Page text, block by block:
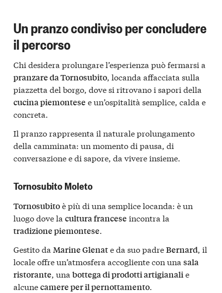
Un pranzo condiviso per concludere
il percorso
Chi desidera prolungare l’esperienza può fermarsi a
pranzare da Tornosubito, locanda affacciata sulla
piazzetta del borgo, dove si ritrovano i sapori della
cucina piemontese e un’ospitalità semplice, calda e
concreta.
Il pranzo rappresenta il naturale prolungamento
della camminata: un momento di pausa, di
conversazione e di sapore, da vivere insieme.
Tornosubito Moleto
Tornosubitoè più di una semplice locanda: è un
luogo dove la cultura francese incontra la
tradizione piemontese.
Gestito da Marine Glenate da suo padreBernard, il
locale offre un’atmosfera accogliente con una sala
ristorante, una bottega di prodotti artigianalie
alcunecamere per il pernottamento.